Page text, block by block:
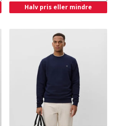
Halv pris eller mindre